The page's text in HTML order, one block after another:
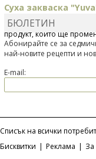
Суха закваска
Отскоро Лесафр
продукт, който ще
БЮЛЕТИН
Абонирайте се за
най-новите рецепти и
E-mail:
Списък на всички
Бисквитки | Реклама | За